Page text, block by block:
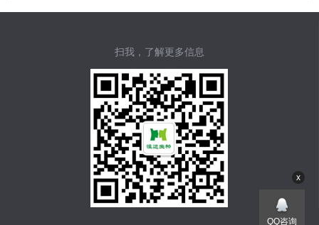
扫我，了解更多信息
x
QQ咨询